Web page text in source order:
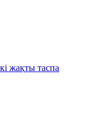
жақты таспа